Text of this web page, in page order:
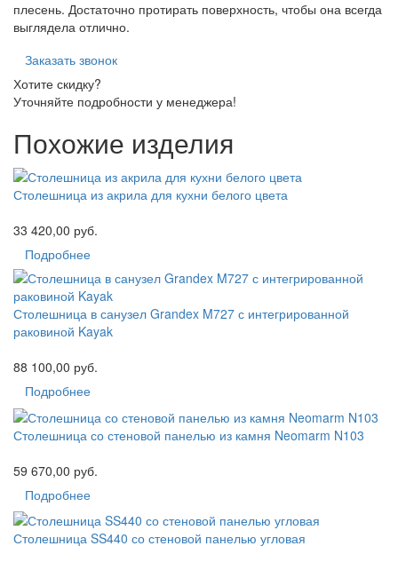
плесень. Достаточно протирать поверхность, чтобы она всегда
выглядела отлично.
Заказать звонок
Хотите скидку?
Уточняйте подробности у менеджера!
Похожие изделия
Столешница из акрила для кухни белого цвета
33 420,00 руб.
Подробнее
Столешница в санузел Grandex M727 с интегрированной
раковиной Kayak
88 100,00 руб.
Подробнее
Столешница со стеновой панелью из камня Neomarm N103
59 670,00 руб.
Подробнее
Столешница SS440 со стеновой панелью угловая